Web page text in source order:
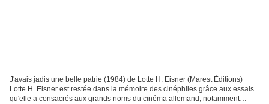
J'avais jadis une belle patrie (1984) de Lotte H. Eisner (Marest Éditions)
Lotte H. Eisner est restée dans la mémoire des cinéphiles grâce aux essais
qu'elle a consacrés aux grands noms du cinéma allemand, notamment